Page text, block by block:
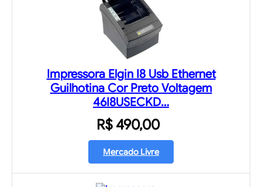
Impressora Elgin I8 Usb Ethernet
Guilhotina Cor Preto Voltagem
46I8USECKD…
R$ 490,00
Mercado Livre